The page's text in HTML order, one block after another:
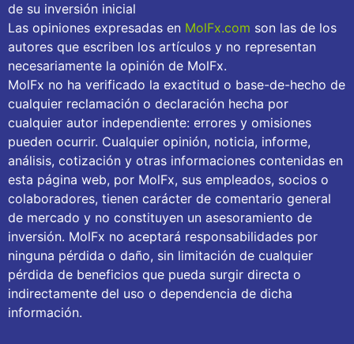
de su inversión inicial
Las opiniones expresadas en MolFx.com son las de los
autores que escriben los artículos y no representan
necesariamente la opinión de MolFx.
MolFx no ha verificado la exactitud o base-de-hecho de
cualquier reclamación o declaración hecha por
cualquier autor independiente: errores y omisiones
pueden ocurrir. Cualquier opinión, noticia, informe,
análisis, cotización y otras informaciones contenidas en
esta página web, por MolFx, sus empleados, socios o
colaboradores, tienen carácter de comentario general
de mercado y no constituyen un asesoramiento de
inversión. MolFx no aceptará responsabilidades por
ninguna pérdida o daño, sin limitación de cualquier
pérdida de beneficios que pueda surgir directa o
indirectamente del uso o dependencia de dicha
información.